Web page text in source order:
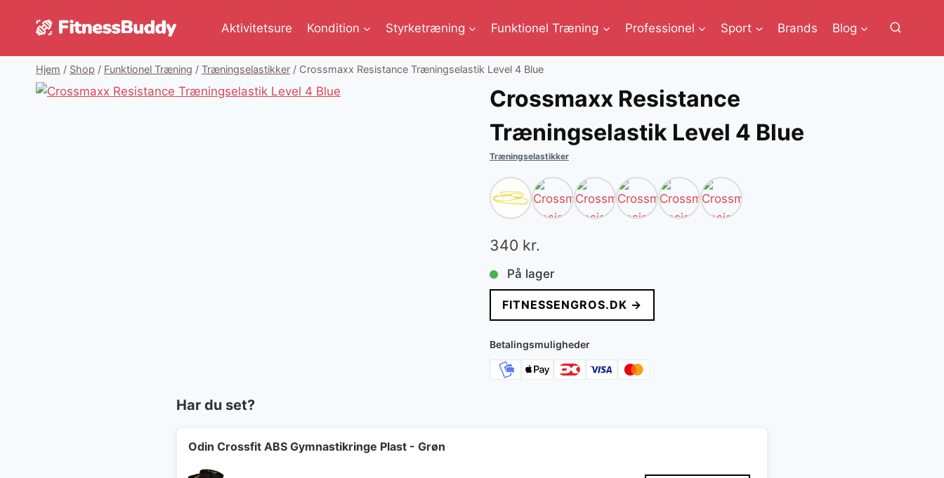
Aktivitetsure Kondition Styrketræning Funktionel Træning Professionel Sport Brands Blog
Hjem / Shop / Funktionel Træning / Træningselastikker / Crossmaxx Resistance Træningselastik Level 4 Blue
Crossmaxx Resistance
Træningselastik Level 4 Blue
Træningselastikker
340 kr.
På lager
FITNESSENGROS.DK →
Betalingsmuligheder
Har du set?
Odin Crossfit ABS Gymnastikringe Plast - Grøn